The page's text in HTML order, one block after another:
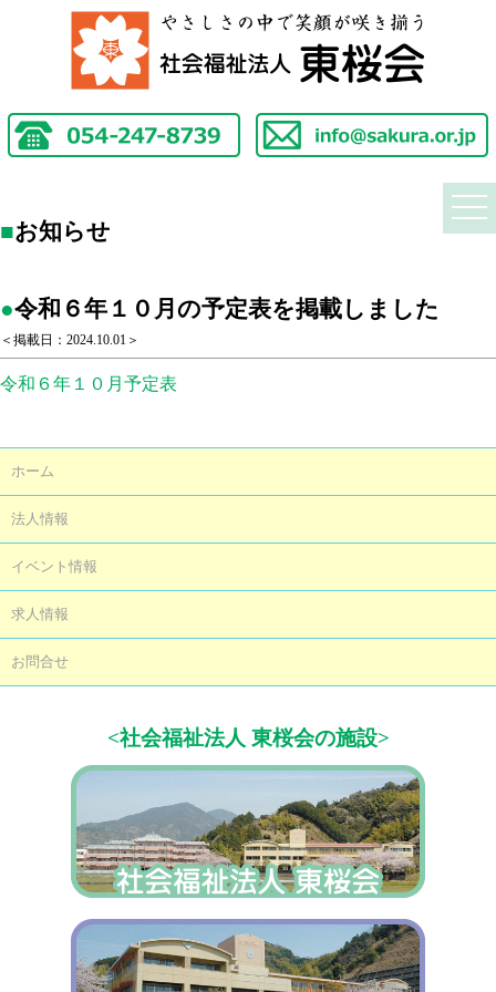
■お知らせ
●令和６年１０月の予定表を掲載しました
＜掲載日：2024.10.01＞
令和６年１０月予定表
ホーム
法人情報
イベント情報
求人情報
お問合せ
<社会福祉法人 東桜会の施設>